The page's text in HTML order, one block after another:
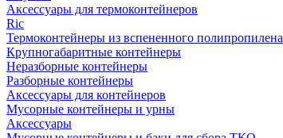
Аксессуары для термоконтейнеров
Ric
Термоконтейнеры из вспененного полипропилена
Крупногабаритные контейнеры
Неразборные контейнеры
Разборные контейнеры
Аксессуары для контейнеров
Мусорные контейнеры и урны
Аксессуары